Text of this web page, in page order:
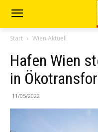
Start Wien Aktuell
Hafen Wien
in
11/05/2022